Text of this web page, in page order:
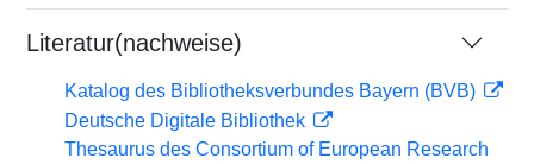
Literatur(nachweise)
Katalog des Bibliotheksverbundes Bayern (BVB)
Deutsche Digitale Bibliothek
Thesaurus des Consortium of European Research